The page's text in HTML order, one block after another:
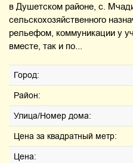
в Душетском районе, с.
сельскохозяйственного
рельефом, коммуникации у
вместе, так и по...
Город:
Район:
Улица/Номер дома:
Цена за квадратный метр:
Цена: